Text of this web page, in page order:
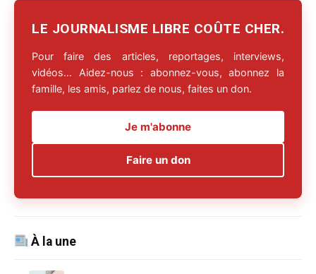
LE JOURNALISME LIBRE COÛTE CHER.
Pour faire des articles, reportages, interviews,
vidéos… Aidez-nous : abonnez-vous, abonnez la
famille, les amis, parlez de nous, faites un don.
Je m'abonne
Faire un don
À la une